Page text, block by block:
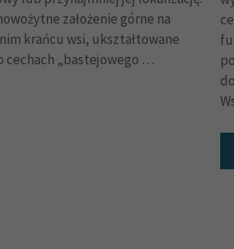
założenie górne na
krańcu wsi, ukształtowane
cechach „bastejowego …